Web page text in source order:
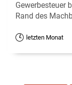
Gewerbesteuer
Rand des
letzten Monat